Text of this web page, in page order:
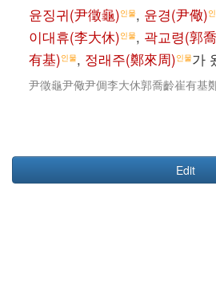
윤징귀(尹徵龜)인물, 윤경(尹儆)
이대휴(李大休)인물, 곽교령(郭
有基)인물, 정래주(鄭來周)인물가
尹徵龜尹儆尹倜李大休郭喬齡崔有基
Edit